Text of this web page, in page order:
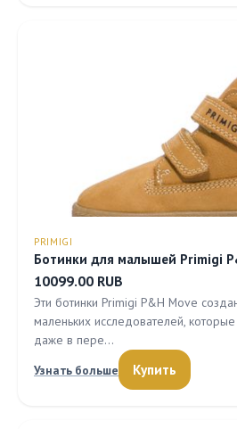
PRIMIGI
Ботинки для малышей Primigi
10099.00 RUB
Эти ботинки Primigi P&H Move
маленьких исследователей,
даже в пере…
Узнать больше
Купить